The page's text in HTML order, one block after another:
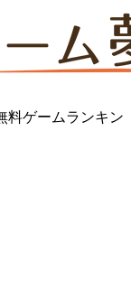
料ゲームランキン